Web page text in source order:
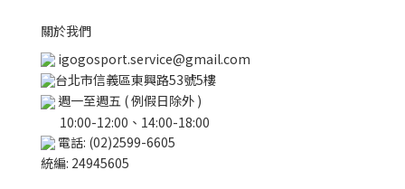
關於我們
igogosport.service@gmail.com
台北市信義區東興路53號5樓
週一至週五 ( 例假日除外 )
10:00-12:00、14:00-18:00
電話: (02)2599-6605
統編: 24945605